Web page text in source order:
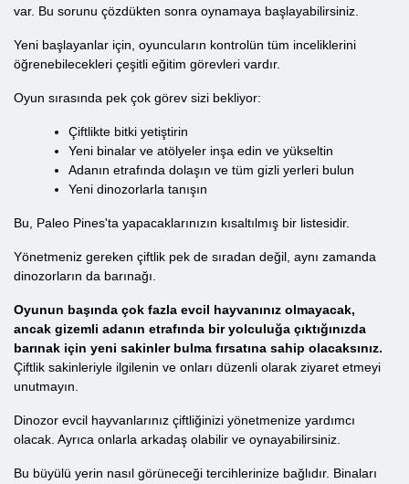
var. Bu sorunu çözdükten sonra oynamaya başlayabilirsiniz.
Yeni başlayanlar için, oyuncuların kontrolün tüm inceliklerini
öğrenebilecekleri çeşitli eğitim görevleri vardır.
Oyun sırasında pek çok görev sizi bekliyor:
Çiftlikte bitki yetiştirin
Yeni binalar ve atölyeler inşa edin ve yükseltin
Adanın etrafında dolaşın ve tüm gizli yerleri bulun
Yeni dinozorlarla tanışın
Bu, Paleo Pines'ta yapacaklarınızın kısaltılmış bir listesidir.
Yönetmeniz gereken çiftlik pek de sıradan değil, aynı zamanda
dinozorların da barınağı.
Oyunun başında çok fazla evcil hayvanınız olmayacak,
ancak gizemli adanın etrafında bir yolculuğa çıktığınızda
barınak için yeni sakinler bulma fırsatına sahip olacaksınız.
Çiftlik sakinleriyle ilgilenin ve onları düzenli olarak ziyaret etmeyi
unutmayın.
Dinozor evcil hayvanlarınız çiftliğinizi yönetmenize yardımcı
olacak. Ayrıca onlarla arkadaş olabilir ve oynayabilirsiniz.
Bu büyülü yerin nasıl görüneceği tercihlerinize bağlıdır. Binaları